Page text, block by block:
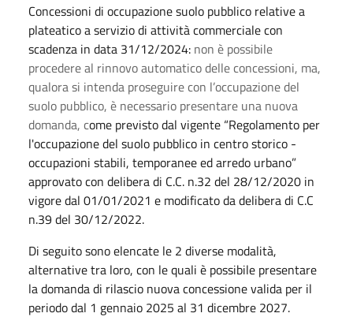
Concessioni di occupazione suolo pubblico relative a
plateatico a servizio di attività commerciale con
scadenza in data 31/12/2024: non è possibile
procedere al rinnovo automatico delle concessioni, ma,
qualora si intenda proseguire con l’occupazione del
suolo pubblico, è necessario presentare una nuova
domanda, come previsto dal vigente “Regolamento per
l'occupazione del suolo pubblico in centro storico -
occupazioni stabili, temporanee ed arredo urbano”
approvato con delibera di C.C. n.32 del 28/12/2020 in
vigore dal 01/01/2021 e modificato da delibera di C.C
n.39 del 30/12/2022.
Di seguito sono elencate le 2 diverse modalità,
alternative tra loro, con le quali è possibile presentare
la domanda di rilascio nuova concessione valida per il
periodo dal 1 gennaio 2025 al 31 dicembre 2027.